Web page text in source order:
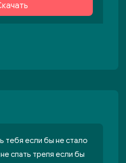
тебя если бы не стало
спать трепя если бы